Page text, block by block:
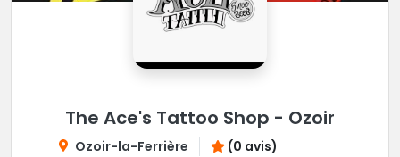
The Ace's Tattoo Shop - Ozoir
Ozoir-la-Ferrière (0 avis)